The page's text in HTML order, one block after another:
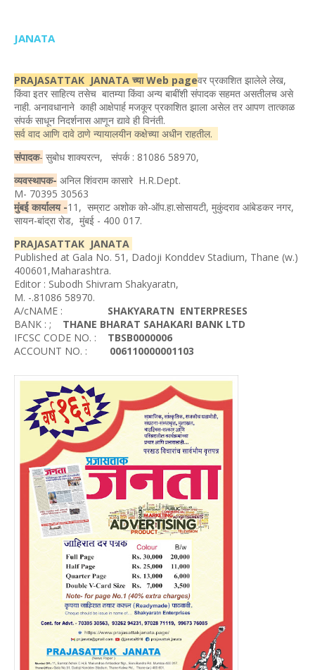
JANATA
PRAJASATTAK JANATA च्या Web pageवर प्रकाशित झालेले लेख,
किंवा इतर साहित्य तसेच बातम्या किंवा अन्य बाबींशी संपादक सहमत असतीलच असे
नाही. अनावधानाने काही आक्षेपार्ह मजकूर प्रकाशित झाला असेल तर आपण तात्काळ
संपर्क साधून निदर्शनास आणून द्यावे ही विनंती.
सर्व वाद आणि दावे ठाणे न्यायालयीन कक्षेच्या अधीन राहतील.
संपादक- सुबोध शाक्यरत्न, संपर्क : 81086 58970,
व्यवस्थापक- अनिल शिंवराम कासारे H.R.Dept.
M- 70395 30563
मुंबई कार्यालय -11, सम्राट अशोक को-ऑप.हा.सोसायटी, मुकुंदराव आंबेडकर नगर,
सायन-बांद्रा रोड, मुंबई - 400 017.
PRAJASATTAK JANATA
Published at Gala No. 51, Dadoji Konddev Stadium, Thane (w.)
400601,Maharashtra.
Editor : Subodh Shivram Shakyaratn,
M. -.81086 58970.
A/cNAME : SHAKYARATN ENTERPRESES
BANK : ; THANE BHARAT SAHAKARI BANK LTD
IFCSC CODE NO. : TBSB0000006
ACCOUNT NO. : 006110000001103